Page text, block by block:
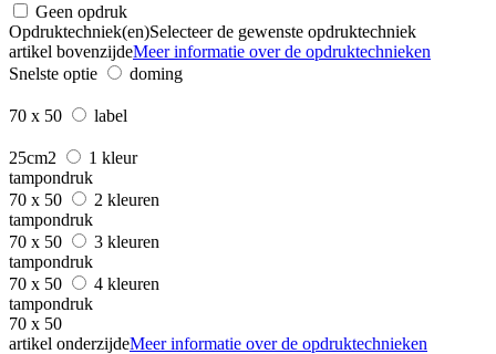
Geen opdruk
Opdruktechniek(en)Selecteer de gewenste opdruktechniek
artikel bovenzijdeMeer informatie over de opdruktechnieken
Snelste optie
doming
70 x 50 label
25cm2
1 kleur
tampondruk
70 x 50
2 kleuren
tampondruk
70 x 50
3 kleuren
tampondruk
70 x 50
4 kleuren
tampondruk
70 x 50
artikel onderzijdeMeer informatie over de opdruktechnieken